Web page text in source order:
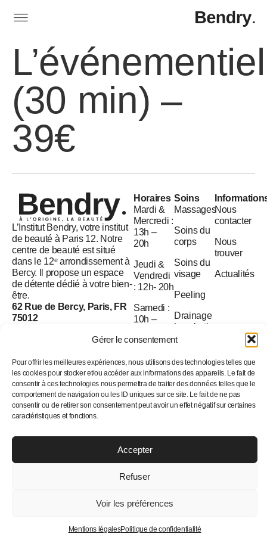
Gérer le consentement
Pour offrir les meilleures expériences, nous utilisons des technologies telles que
les cookies pour stocker et/ou accéder aux informations des appareils. Le fait de
consentir à ces technologies nous permettra de traiter des données telles que le
comportement de navigation ou les ID uniques sur ce site. Le fait de ne pas
consentir ou de retirer son consentement peut avoir un effet négatif sur certaines
caractéristiques et fonctions.
Accepter
Refuser
Voir les préférences
Mentions légalesPolitique de confidentialité
L’événementiel
(30 min) –
39€
L’Institut Bendry, votre institut
de beauté à Paris 12. Notre
centre de beauté est situé
dans le 12ᵉ arrondissement à
Bercy. Il propose un espace
de détente dédié à votre bien-
être.
62 Rue de Bercy, Paris, FR
75012
Horaires
Mardi &
Mercredi :
13h –
20h
Jeudi &
Vendredi
: 12h- 20h
Samedi :
10h –
: 12h –
20h
Soins
Massages
Soins du
corps
Soins du
visage
Peeling
Drainage
lymphatique
Nous
contacter
Nous
trouver
Actualités
À l’origine, la
beauté
© 2025 Bendry. Tous droits réservés
Mentions légales